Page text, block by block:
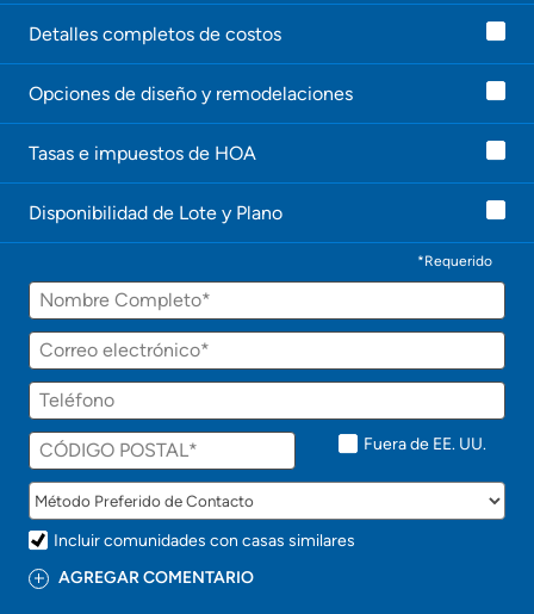
e
e
c
t
r
á
r
n
t
!
Detalles completos de costos
Opciones de diseño y remodelaciones
Tasas e impuestos de HOA
Disponibilidad de Lote y Plano
*Requerido
Nombre
Correo
electrónico
Teléfono
Fuera de EE. UU.
Incluir comunidades con casas similares
AGREGAR COMENTARIO